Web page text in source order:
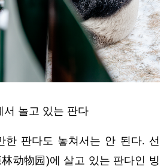
서 놀고 있는 판다
한 판다도 놓쳐서는 안 된다. 선
动物园)에 살고 있는 판다인 빙